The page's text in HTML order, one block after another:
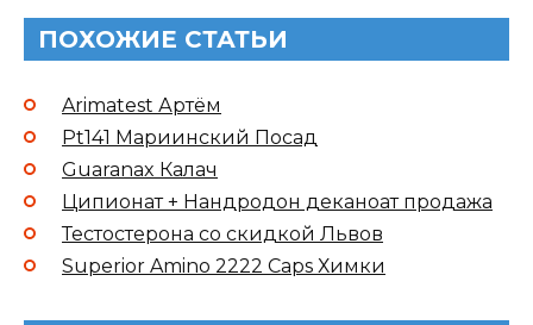
ПОХОЖИЕ СТАТЬИ
Arimatest Артём
Pt141 Мариинский Посад
Guaranax Калач
Ципионат + Нандродон деканоат продажа
Тестостерона со скидкой Львов
Superior Amino 2222 Caps Химки